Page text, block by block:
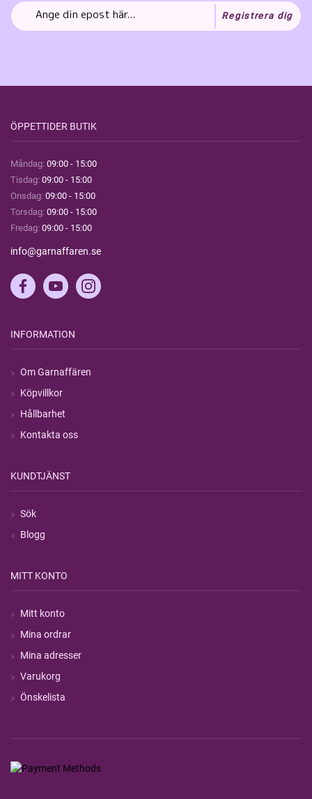
Registrera dig
ÖPPETTIDER BUTIK
Måndag: 09:00 - 15:00
Tisdag: 09:00 - 15:00
Onsdag: 09:00 - 15:00
Torsdag: 09:00 - 15:00
Fredag: 09:00 - 15:00
info@garnaffaren.se
INFORMATION
Om Garnaffären
Köpvillkor
Hållbarhet
Kontakta oss
KUNDTJÄNST
Sök
Blogg
MITT KONTO
Mitt konto
Mina ordrar
Mina adresser
Varukorg
Önskelista